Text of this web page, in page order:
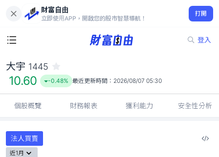
財富自由
立即使用APP，開啟您的股市智慧導航！
打開
登入
10.60
-0.48%
大宇 1445
10.60 -0.48% 最近更新時間： 2026/08/07 05:30
個股概覽 財務報表 獲利能力 安全性分析
法人買賣
近1月